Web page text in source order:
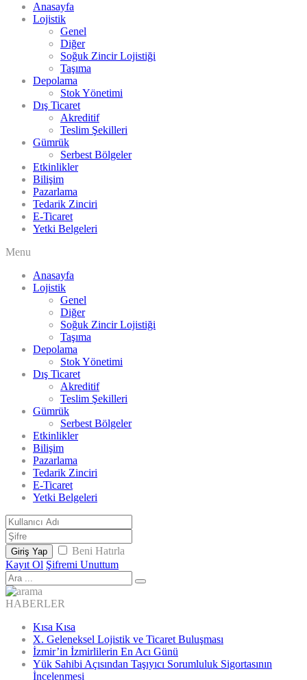
Anasayfa
Lojistik
Genel
Diğer
Soğuk Zincir Lojistiği
Taşıma
Depolama
Stok Yönetimi
Dış Ticaret
Akreditif
Teslim Şekilleri
Gümrük
Serbest Bölgeler
Etkinlikler
Bilişim
Pazarlama
Tedarik Zinciri
E-Ticaret
Yetki Belgeleri
Menu
Anasayfa
Lojistik
Genel
Diğer
Soğuk Zincir Lojistiği
Taşıma
Depolama
Stok Yönetimi
Dış Ticaret
Akreditif
Teslim Şekilleri
Gümrük
Serbest Bölgeler
Etkinlikler
Bilişim
Pazarlama
Tedarik Zinciri
E-Ticaret
Yetki Belgeleri
Giriş Yap
Beni Hatırla
Kayıt Ol Şifremi Unuttum
HABERLER
Kısa Kısa
X. Geleneksel Lojistik ve Ticaret Buluşması
İzmir’in İzmirlilerin En Acı Günü
Yük Sahibi Açısından Taşıyıcı Sorumluluk Sigortasının
İncelenmesi